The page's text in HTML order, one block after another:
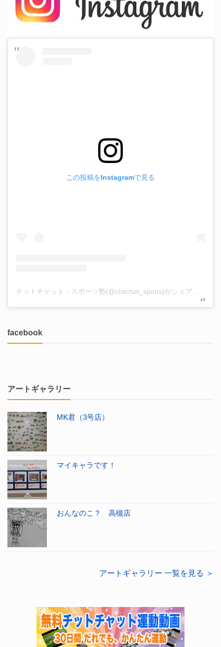
この投稿をInstagramで見る
facebook
アートギャラリー
MK君（3号店）
マイキャラです！
おんなのこ？ 高槻店
アートギャラリー 一覧を見る ＞